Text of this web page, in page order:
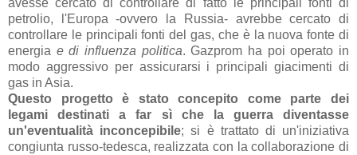
avesse cercato di controllare di fatto le principali fonti di
petrolio, l'Europa -ovvero la Russia- avrebbe cercato di
controllare le principali fonti del gas, che è la nuova fonte di
energia e di influenza politica. Gazprom ha poi operato in
modo aggressivo per assicurarsi i principali giacimenti di
gas in Asia.
Questo progetto è stato concepito come parte dei
legami destinati a far sì che la guerra diventasse
un'eventualità inconcepibile; si è trattato di un'iniziativa
congiunta russo-tedesca, realizzata con la collaborazione di